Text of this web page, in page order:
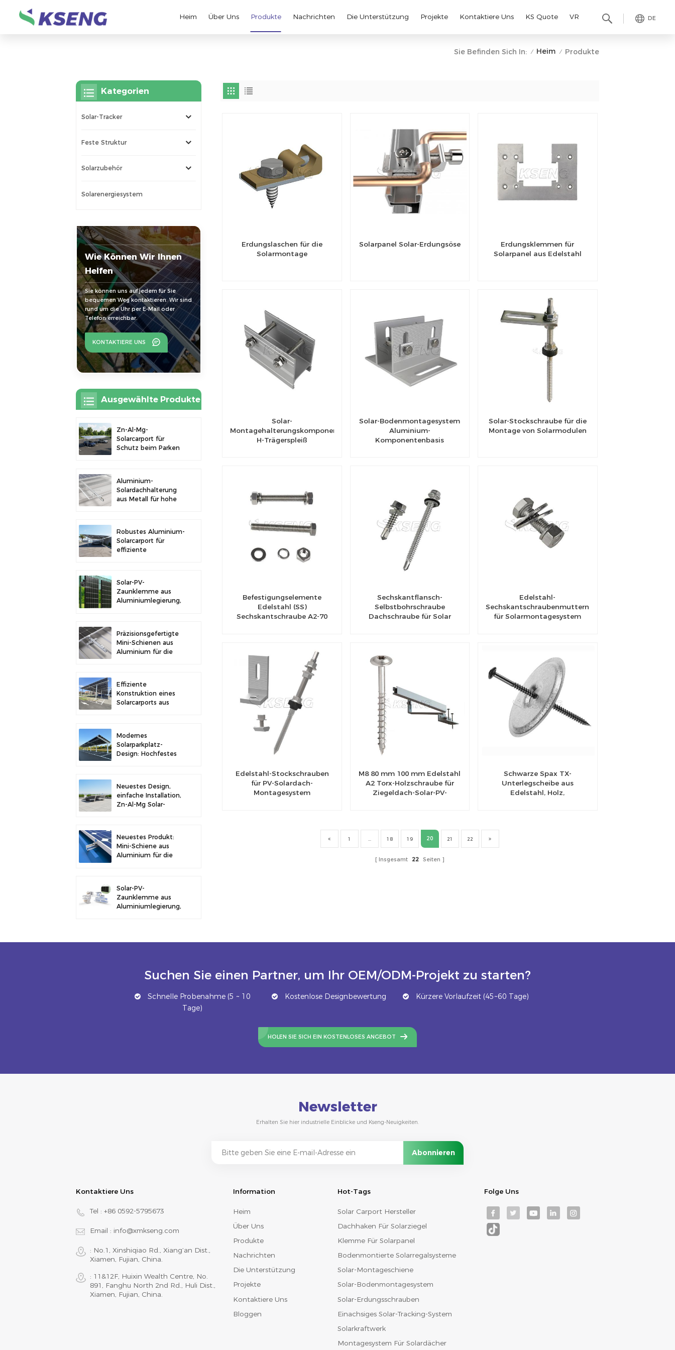
DE
Heim Über Uns Produkte Nachrichten Die Unterstützung Projekte Kontaktiere Uns KS Quote VR
Sie Befinden Sich In: / Heim / Produkte
Erdungslaschen für die
Solarmontage
Solarpanel Solar-Erdungsöse
Erdungsklemmen für
Solarpanel aus Edelstahl
Solar-
Montagehalterungskomponente
H-Trägerspleiß
Solar-Bodenmontagesystem
Aluminium-
Komponentenbasis
Solar-Stockschraube für die
Montage von Solarmodulen
Befestigungselemente
Edelstahl (SS)
Sechskantschraube A2-70
Sechskantflansch-
Selbstbohrschraube
Dachschraube für Solar
Edelstahl-
Sechskantschraubenmuttern
für Solarmontagesystem
Edelstahl-Stockschrauben
für PV-Solardach-
Montagesystem
M8 80 mm 100 mm Edelstahl
A2 Torx-Holzschraube für
Ziegeldach-Solar-PV-
Schwarze Spax TX-
Unterlegscheibe aus
Edelstahl, Holz,
1 18 19 20 21 22
Insgesamt 22 Seiten
Kategorien
Solar-Tracker
Feste Struktur
Solarzubehör
Solarenergiesystem
Wie Können Wir Ihnen
Helfen
Sie können uns auf jedem für Sie
bequemen Weg kontaktieren. Wir sind
rund um die Uhr per E-Mail oder
Telefon erreichbar.
KONTAKTIERE UNS
Ausgewählte Produkte
Zn-Al-Mg-
Solarcarport für
Schutz beim Parken
Aluminium-
Solardachhalterung
aus Metall für hohe
Robustes Aluminium-
Solarcarport für
effiziente
Solar-PV-
Zaunklemme aus
Aluminiumlegierung,
Präzisionsgefertigte
Mini-Schienen aus
Aluminium für die
Effiziente
Konstruktion eines
Solarcarports aus
Modernes
Solarparkplatz-
Design: Hochfestes
Neuestes Design,
einfache Installation,
Zn-Al-Mg Solar-
Neuestes Produkt:
Mini-Schiene aus
Aluminium für die
Solar-PV-
Zaunklemme aus
Aluminiumlegierung,
Suchen Sie einen Partner, um Ihr OEM/ODM-Projekt zu starten?
Schnelle Probenahme (5 ~ 10
Tage)
Kostenlose Designbewertung Kürzere Vorlaufzeit (45~60 Tage)
HOLEN SIE SICH EIN KOSTENLOSES ANGEBOT
Newsletter
Erhalten Sie hier industrielle Einblicke und Kseng-Neuigkeiten.
Kontaktiere Uns
Tel : +86 0592-5795673
Email : info@xmkseng.com
: No.1, Xinshiqiao Rd., Xiang‘an Dist.,
Xiamen, Fujian, China.
: 11&12F, Huixin Wealth Centre, No.
891, Fanghu North 2nd Rd., Huli Dist.,
Xiamen, Fujian, China.
Information
Heim
Über Uns
Produkte
Nachrichten
Die Unterstützung
Projekte
Kontaktiere Uns
Bloggen
Hot-Tags
Solar Carport Hersteller
Dachhaken Für Solarziegel
Klemme Für Solarpanel
Bodenmontierte Solarregalsysteme
Solar-Montageschiene
Solar-Bodenmontagesystem
Solar-Erdungsschrauben
Einachsiges Solar-Tracking-System
Solarkraftwerk
Montagesystem Für Solardächer
Folge Uns